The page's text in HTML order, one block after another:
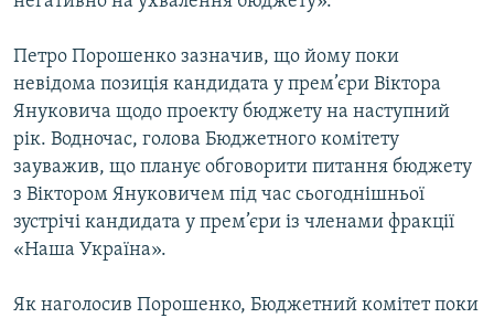
РУС
УКР
КТАТ
ДОЛУЧАЙСЯ!
Петро Порошенко зазначив, що йому поки
невідома позиція кандидата у прем’єри Віктора
Януковича щодо проекту бюджету на наступний
рік. Водночас, голова Бюджетного комітету
зауважив, що планує обговорити питання бюджету
з Віктором Януковичем під час сьогоднішньої
зустрічі кандидата у прем’єри із членами фракції
«Наша Україна».
Як наголосив Порошенко, Бюджетний комітет поки